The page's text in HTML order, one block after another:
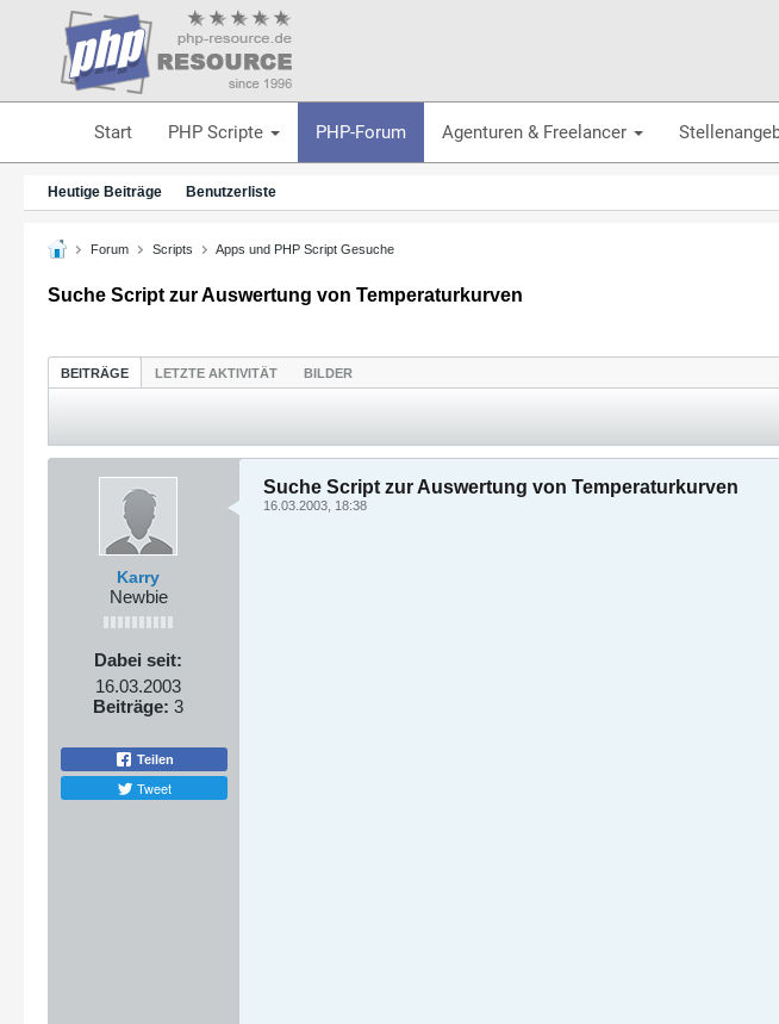
Start PHP Scripte PHP-Forum Agenturen & Freelancer
Heutige Beiträge Benutzerliste
Forum Scripts Apps und PHP Script Gesuche
Suche Script zur Auswertung von Temperaturkurven
BEITRÄGE LETZTE AKTIVITÄT BILDER
Karry
Newbie
Dabei seit:
16.03.2003
Beiträge: 3
Teilen
Tweet
Suche Script zur Auswertung von Temperaturkurven
16.03.2003, 18:38